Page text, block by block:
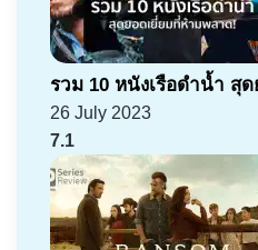
รวม 10 หนังเรือดำน้ำ สุ
26 July 2023
7.1